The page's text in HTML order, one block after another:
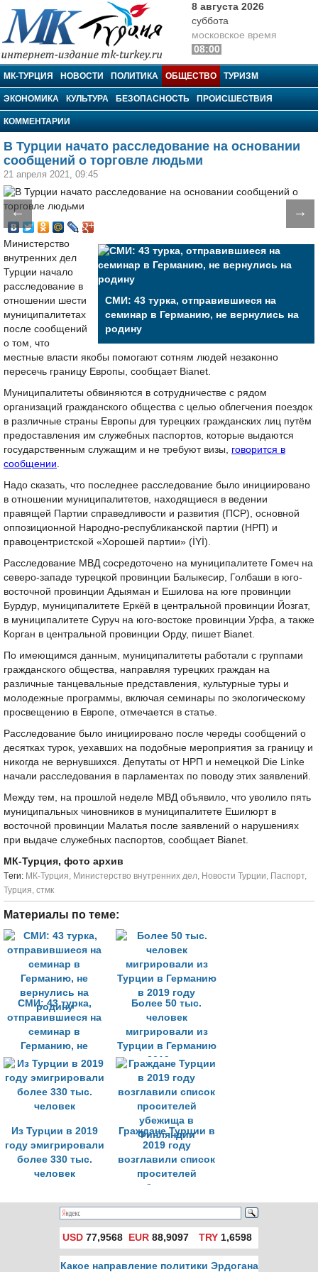
МК-Турция
8 августа 2026
суббота
московское время
08:00
МК-ТУРЦИЯ НОВОСТИ ПОЛИТИКА ОБЩЕСТВО ТУРИЗМ
ЭКОНОМИКА КУЛЬТУРА БЕЗОПАСНОСТЬ ПРОИСШЕСТВИЯ
КОММЕНТАРИИ
В Турции начато расследование на основании
сообщений о торговле людьми
21 апреля 2021, 09:45
← →
СМИ: 43 турка, отправившиеся на
семинар в Германию, не вернулись на
родину
Министерство
внутренних дел
Турции начало
расследование в
отношении шести
муниципалитетах
после сообщений
о том, что
местные власти якобы помогают сотням людей незаконно
пересечь границу Европы, сообщает Bianet.
Муниципалитеты обвиняются в сотрудничестве с рядом
организаций гражданского общества с целью облегчения поездок
в различные страны Европы для турецких гражданских лиц путём
предоставления им служебных паспортов, которые выдаются
государственным служащим и не требуют визы, говорится в
сообщении.
Надо сказать, что последнее расследование было инициировано
в отношении муниципалитетов, находящиеся в ведении
правящей Партии справедливости и развития (ПСР), основной
оппозиционной Народно-республиканской партии (НРП) и
правоцентристской «Хорошей партии» (İYİ).
Расследование МВД сосредоточено на муниципалитете Гомеч на
северо-западе турецкой провинции Балыкесир, Голбаши в юго-
восточной провинции Адыяман и Ешилова на юге провинции
Бурдур, муниципалитете Еркёй в центральной провинции Йозгат,
в муниципалитете Суруч на юго-востоке провинции Урфа, а также
Корган в центральной провинции Орду, пишет Bianet.
По имеющимся данным, муниципалитеты работали с группами
гражданского общества, направляя турецких граждан на
различные танцевальные представления, культурные туры и
молодежные программы, включая семинары по экологическому
просвещению в Европе, отмечается в статье.
Расследование было инициировано после череды сообщений о
десятках турок, уехавших на подобные мероприятия за границу и
никогда не вернувшихся. Депутаты от НРП и немецкой Die Linke
начали расследования в парламентах по поводу этих заявлений.
Между тем, на прошлой неделе МВД объявило, что уволило пять
муниципальных чиновников в муниципалитете Ешилюрт в
восточной провинции Малатья после заявлений о нарушениях
при выдаче служебных паспортов, сообщает Bianet.
МК-Турция, фото архив
Tеги: МК-Турция, Министерство внутренних дел, Новости Турции, Паспорт,
Турция, стмк
Материалы по теме:
СМИ: 43 турка,
отправившиеся на
семинар в
Германию, не
вернулись на
родину
Более 50 тыс.
человек
мигрировали из
Турции в Германию
в 2019 году
Из Турции в 2019
году эмигрировали
более 330 тыс.
человек
Граждане Турции в
2019 году
возглавили список
просителей
убежища в
Финляндии
USD 77,9568 EUR 88,9097 TRY1,6598
Какое направление политики Эрдогана